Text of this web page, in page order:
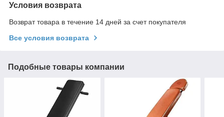
Условия возврата
Возврат товара в течение 14 дней за счет покупателя
Все условия возврата
Подобные товары компании